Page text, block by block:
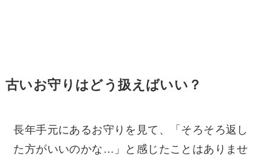
古いお守りはどう扱えばいい？
長年手元にあるお守りを見て、「そろそろ返し
た方がいいのかな…」と感じたことはありませ